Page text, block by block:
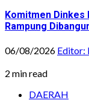
Komitmen Dinkes
Rampung
06/08/2026 Editor:
2 min read
DAERAH